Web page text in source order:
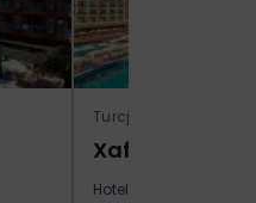
Turcja / Riwiera
Xafira Deluxe
Hotel: